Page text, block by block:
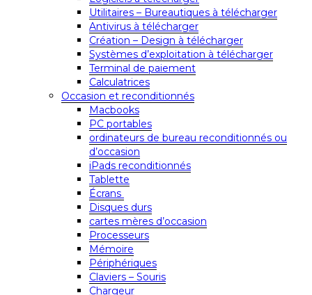
Utilitaires – Bureautiques à télécharger
Antivirus à télécharger
Création – Design à télécharger
Systèmes d’exploitation à télécharger
Terminal de paiement
Calculatrices
Occasion et reconditionnés
Macbooks
PC portables
ordinateurs de bureau reconditionnés ou
d’occasion
iPads reconditionnés
Tablette
Écrans
Disques durs
cartes mères d’occasion
Processeurs
Mémoire
Périphériques
Claviers – Souris
Chargeur